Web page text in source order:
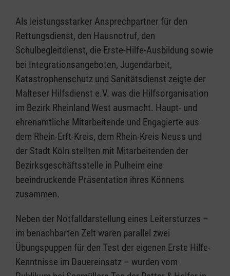
Als leistungsstarker Ansprechpartner für den
Rettungsdienst, den Hausnotruf, den
Schulbegleitdienst, die Erste-Hilfe-Ausbildung sowie
bei Integrationsangeboten, Jugendarbeit,
Katastrophenschutz und Sanitätsdienst zeigte der
Malteser Hilfsdienst e.V. was die Hilfsorganisation
im Bezirk Rheinland West ausmacht. Haupt- und
ehrenamtliche Mitarbeitende und Engagierte aus
dem Rhein-Erft-Kreis, dem Rhein-Kreis Neuss und
der Stadt Köln stellten mit Mitarbeitenden der
Bezirksgeschäftsstelle in Pulheim eine
beeindruckende Präsentation ihres Könnens
zusammen.
Neben der Notfalldarstellung eines Leitersturzes –
im benachbarten Zelt waren parallel zwei
Übungspuppen für den Test der eigenen Erste Hilfe-
Kenntnisse im Dauereinsatz – wurden vom